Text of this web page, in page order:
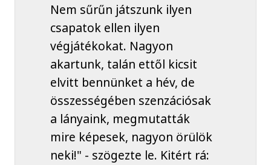
Nem sűrűn játszunk ilyen
csapatok ellen ilyen
végjátékokat. Nagyon
akartunk, talán ettől kicsit
elvitt bennünket a hév, de
összességében szenzációsak
a lányaink, megmutatták
mire képesek, nagyon örülök
neki!" - szögezte le. Kitért rá: